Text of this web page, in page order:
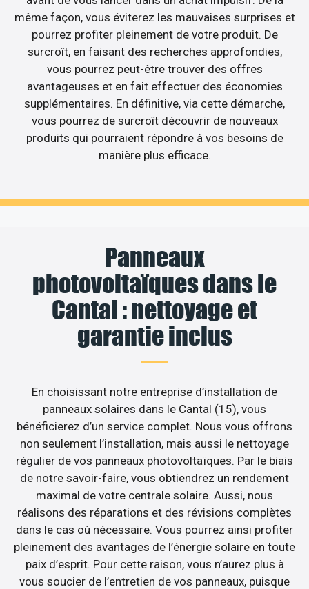
même façon, vous éviterez les mauvaises surprises et
pourrez profiter pleinement de votre produit. De
surcroît, en faisant des recherches approfondies,
vous pourrez peut-être trouver des offres
avantageuses et en fait effectuer des économies
supplémentaires. En définitive, via cette démarche,
vous pourrez de surcroît découvrir de nouveaux
produits qui pourraient répondre à vos besoins de
manière plus efficace.
Panneaux
photovoltaïques dans le
Cantal : nettoyage et
garantie inclus
En choisissant notre entreprise d’installation de
panneaux solaires dans le Cantal (15), vous
bénéficierez d’un service complet. Nous vous offrons
non seulement l’installation, mais aussi le nettoyage
régulier de vos panneaux photovoltaïques. Par le biais
de notre savoir-faire, vous obtiendrez un rendement
maximal de votre centrale solaire. Aussi, nous
réalisons des réparations et des révisions complètes
dans le cas où nécessaire. Vous pourrez ainsi profiter
pleinement des avantages de l’énergie solaire en toute
paix d’esprit. Pour cette raison, vous n’aurez plus à
vous soucier de l’entretien de vos panneaux, puisque